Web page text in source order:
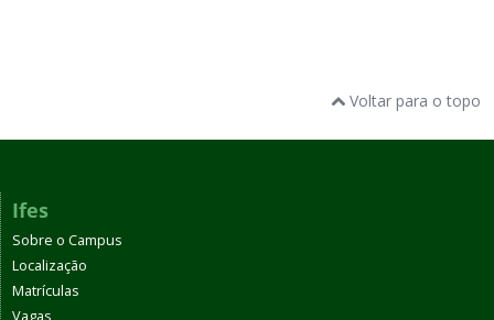
Voltar para o topo
Ifes
Sobre o Campus
Localização
Matrículas
Vagas